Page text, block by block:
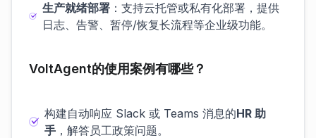
生产就绪部署：支持云托管或私有化部署，提供
日志、告警、暂停/恢复长流程等企业级功能。
VoltAgent的使用案例有哪些？
构建自动响应 Slack 或 Teams 消息的HR 助
手 ，解答员工政策问题。